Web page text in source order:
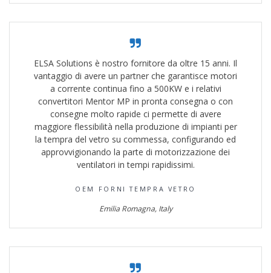
ELSA Solutions è nostro fornitore da oltre 15 anni. Il
vantaggio di avere un partner che garantisce motori
a corrente continua fino a 500KW e i relativi
convertitori Mentor MP in pronta consegna o con
consegne molto rapide ci permette di avere
maggiore flessibilità nella produzione di impianti per
la tempra del vetro su commessa, configurando ed
approvvigionando la parte di motorizzazione dei
ventilatori in tempi rapidissimi.
OEM FORNI TEMPRA VETRO
Emilia Romagna, Italy